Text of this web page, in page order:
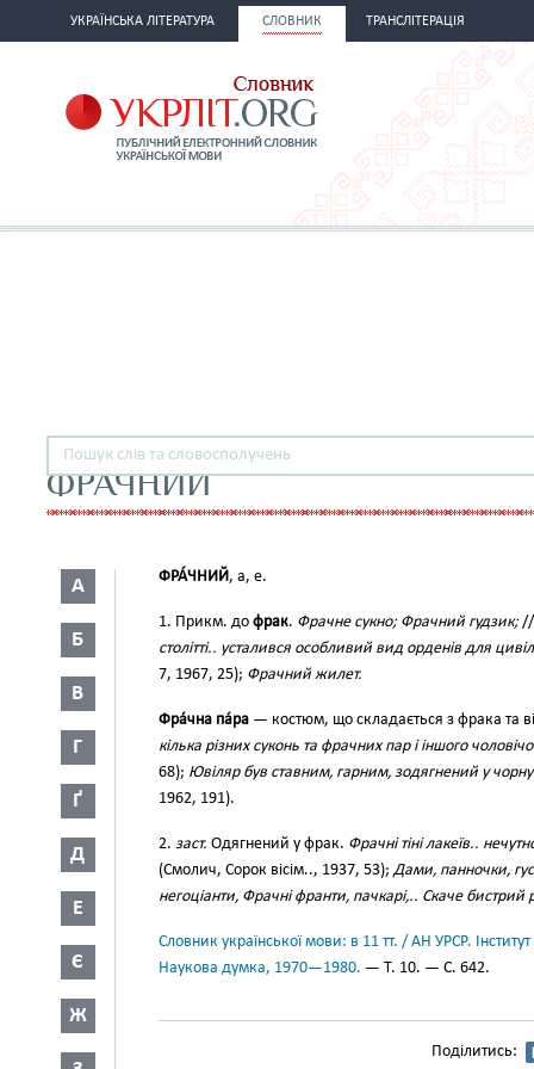
УКРАЇНСЬКА ЛІТЕРАТУРА СЛОВНИК ТРАНСЛІТЕРАЦІЯ
ФРАЧНИЙ
А
Б
В
Г
Ґ
Д
Е
Є
Ж
ФРА́ЧНИЙ, а, е.
1. Прикм. до фрак. Фрачне сукно; Фрачний гудзик; //
столітті.. усталився особливий вид орденів для
7, 1967, 25); Фрачний жилет.
Фра́чна па́ра — костюм, що складається з фрака та
кілька різних суконь та фрачних пар і іншого
68); Ювіляр був ставним, гарним, зодягнений у
1962, 191).
2. заст. Одягнений у фрак. Фрачні тіні лакеїв..
(Смолич, Сорок вісім.., 1937, 53);Дами, панночки,
негоціанти, Фрачні франти, пачкарі,.. Скаче бистрий
Словник української мови: в 11 тт. / АН УРСР.
Наукова думка, 1970—1980. — Т. 10. — С. 642.
Поділитись: